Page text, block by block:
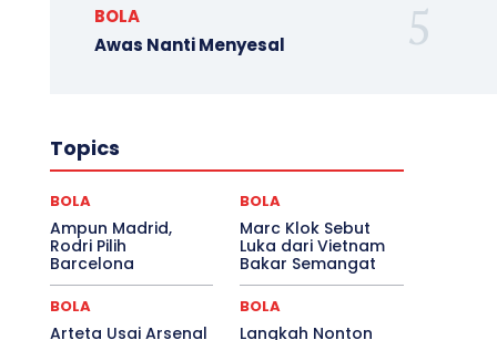
BOLA
Awas Nanti Menyesal
Topics
BOLA
Ampun Madrid,
Rodri Pilih
Barcelona
BOLA
Marc Klok Sebut
Luka dari Vietnam
Bakar Semangat
BOLA
Arteta Usai Arsenal
BOLA
Langkah Nonton